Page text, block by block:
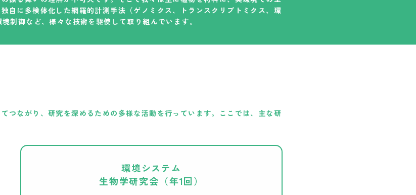
自に多検体化した網羅的計測手法（ゲノミクス、トランスクリプトミクス、環
制御など、様々な技術を駆使して取り組んでいます。
つながり、研究を深めるための多様な活動を行っています。ここでは、主な研
環境システム
生物学研究会 （年1回）